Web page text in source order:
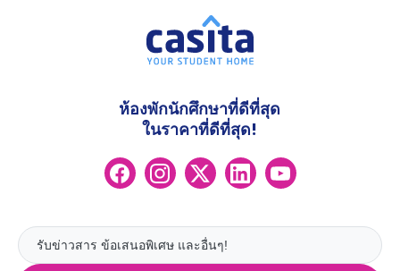
ห้องพักนักศึกษาที่ดีที่สุด
ในราคาที่ดีที่สุด!